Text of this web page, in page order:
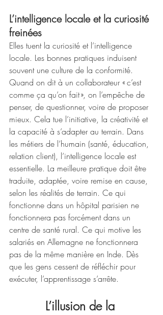
L’intelligence locale et la curiosité
freinées
Elles tuent la curiosité et l’intelligence
locale. Les bonnes pratiques induisent
souvent une culture de la conformité.
Quand on dit à un collaborateur « c’est
comme ça qu’on fait », on l’empêche de
penser, de questionner, voire de proposer
mieux. Cela tue l’initiative, la créativité et
la capacité à s’adapter au terrain. Dans
les métiers de l’humain (santé, éducation,
relation client), l’intelligence locale est
essentielle. La meilleure pratique doit être
traduite, adaptée, voire remise en cause,
selon les réalités de terrain. Ce qui
fonctionne dans un hôpital parisien ne
fonctionnera pas forcément dans un
centre de santé rural. Ce qui motive les
salariés en Allemagne ne fonctionnera
pas de la même manière en Inde. Dès
que les gens cessent de réfléchir pour
exécuter, l’apprentissage s’arrête.
L’illusion de la